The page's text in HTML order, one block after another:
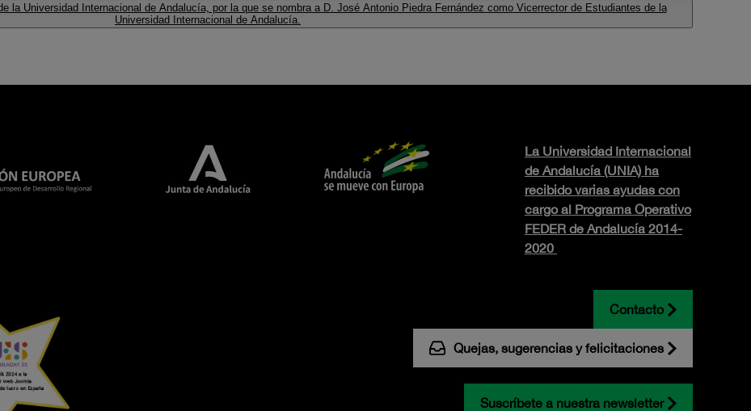
la Universidad Internacional de Andalucía, por la que se nombra a D. José Antonio Piedra Fernández como Vicerrector de Estudiantes de la
Universidad Internacional de Andalucía.
La Universidad Internacional
de Andalucía (UNIA) ha
recibido varias ayudas con
cargo al Programa Operativo
FEDER de Andalucía 2014-
2020
Contacto
Quejas, sugerencias y felicitaciones
Suscríbete a nuestra newsletter